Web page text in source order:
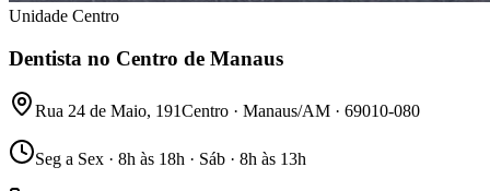
Unidade Centro
Dentista no Centro de Manaus
Rua 24 de Maio, 191Centro · Manaus/AM · 69010-080
Seg a Sex · 8h às 18h · Sáb · 8h às 13h